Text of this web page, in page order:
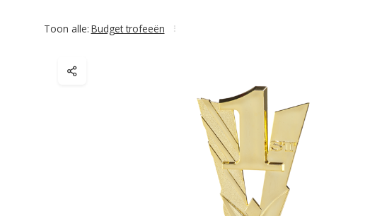
Toon alle: Budget trofeeën